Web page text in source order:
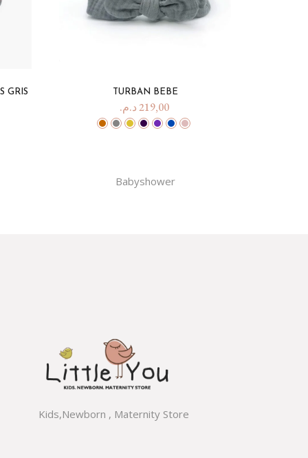
GRIS TURBAN BEBE
219,00د.م.
Babyshower
Kids,Newborn , Maternity Store